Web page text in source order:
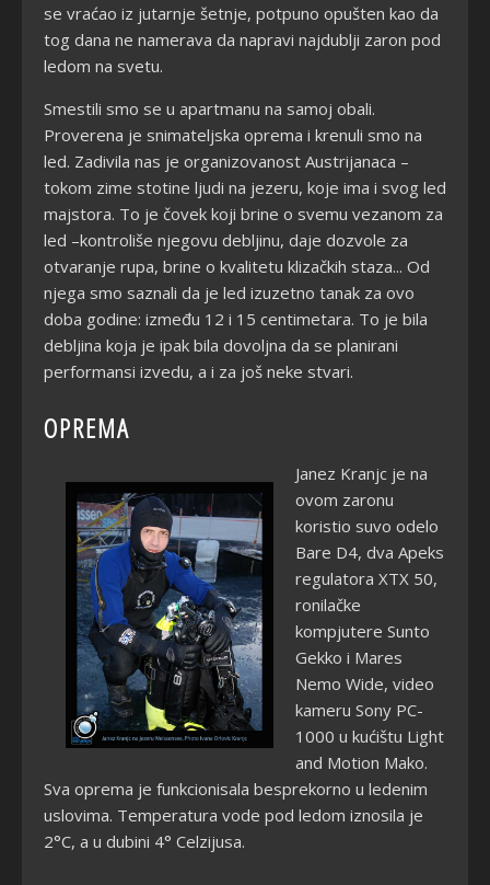
se vraćao iz jutarnje šetnje, potpuno opušten kao da
tog dana ne namerava da napravi najdublji zaron pod
ledom na svetu.
Smestili smo se u apartmanu na samoj obali.
Proverena je snimateljska oprema i krenuli smo na
led. Zadivila nas je organizovanost Austrijanaca –
tokom zime stotine ljudi na jezeru, koje ima i svog led
majstora. To je čovek koji brine o svemu vezanom za
led –kontroliše njegovu debljinu, daje dozvole za
otvaranje rupa, brine o kvalitetu klizačkih staza... Od
njega smo saznali da je led izuzetno tanak za ovo
doba godine: između 12 i 15 centimetara. To je bila
debljina koja je ipak bila dovoljna da se planirani
performansi izvedu, a i za još neke stvari.
OPREMA
Janez Kranjc je na
ovom zaronu
koristio suvo odelo
Bare D4, dva Apeks
regulatora XTX 50,
ronilačke
kompjutere Sunto
Gekko i Mares
Nemo Wide, video
kameru Sony PC-
1000 u kućištu Light
and Motion Mako.
Sva oprema je funkcionisala besprekorno u ledenim
uslovima. Temperatura vode pod ledom iznosila je
2°C, a u dubini 4° Celzijusa.